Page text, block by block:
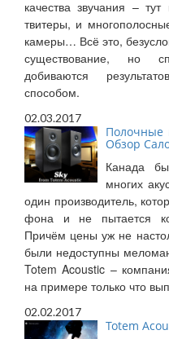
качества звучания –
твитеры, и
камеры… Всё это,
существование, но
добиваются
способом.
02.03.2017
Полочные
Обзор
Канада
многих
один производитель,
фона и не пытается
Причём цены уж не
были недоступны
Totem Acoustic –
на примере только что
02.02.2017
Totem